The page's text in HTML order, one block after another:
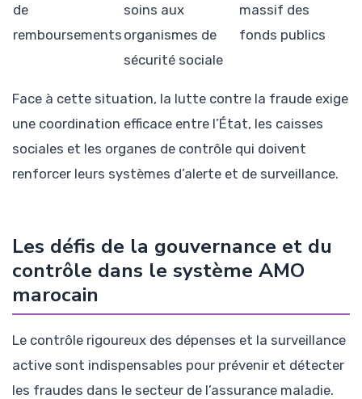
de
remboursements
soins aux
organismes de
sécurité sociale
massif des
fonds publics
Face à cette situation, la lutte contre la fraude exige
une coordination efficace entre l’État, les caisses
sociales et les organes de contrôle qui doivent
renforcer leurs systèmes d’alerte et de surveillance.
Les défis de la gouvernance et du
contrôle dans le système AMO
marocain
Le contrôle rigoureux des dépenses et la surveillance
active sont indispensables pour prévenir et détecter
les fraudes dans le secteur de l’assurance maladie.